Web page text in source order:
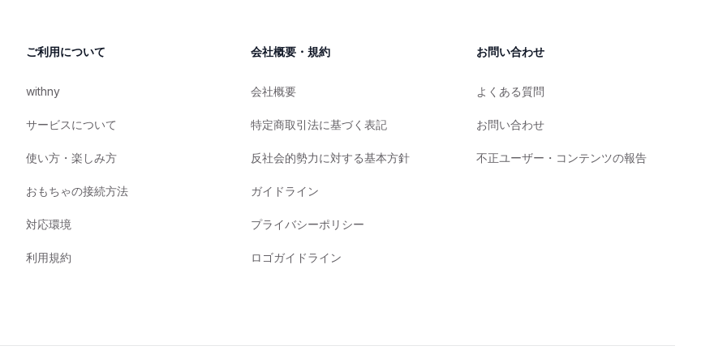
ご利用について
withny
サービスについて
使い方・楽しみ方
おもちゃの接続方法
対応環境
利用規約
会社概要・規約
会社概要
特定商取引法に基づく表記
反社会的勢力に対する基本方針
ガイドライン
プライバシーポリシー
ロゴガイドライン
お問い合わせ
よくある質問
お問い合わせ
不正ユーザー・コンテンツの報告